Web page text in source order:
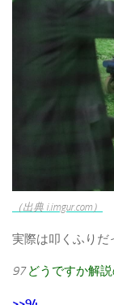
（出典 i.imgur.com）
実際は叩くふりだ
97 どうですか解